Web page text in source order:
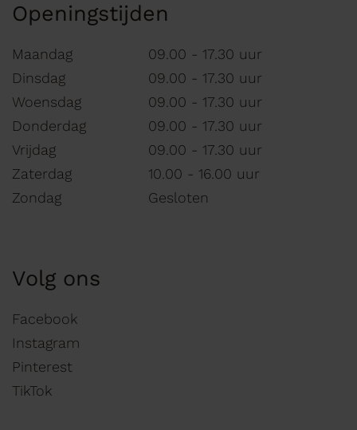
Openingstijden
Maandag
09.00 - 17.30 uur
Dinsdag
09.00 - 17.30 uur
Woensdag
09.00 - 17.30 uur
Donderdag
09.00 - 17.30 uur
Vrijdag
09.00 - 17.30 uur
Zaterdag
10.00 - 16.00 uur
Zondag
Gesloten
Volg ons
Facebook
Instagram
Pinterest
TikTok